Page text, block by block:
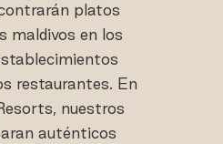
platos
maldivos en los
restaurantes. En
nuestros
auténticos